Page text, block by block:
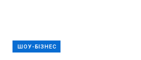
ШОУ-БІЗНЕС